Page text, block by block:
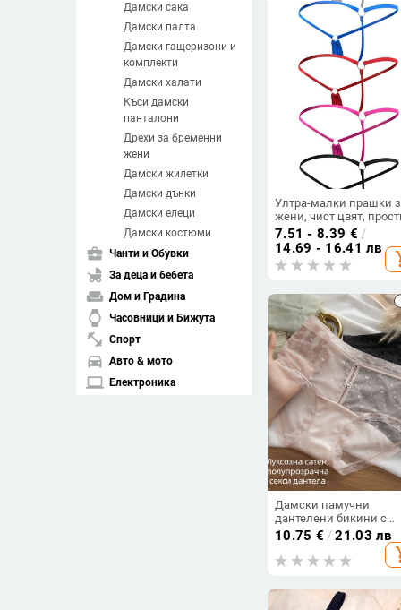
Дамски сака
Дамски палта
Дамски гащеризони и
комплекти
Дамски халати
Къси дамски
панталони
Дрехи за бременни
жени
Дамски жилетки
Дамски дънки
Дамски елеци
Дамски костюми
business_center Чанти и Обувки
child_friendly За деца и бебета
weekend Дом и Градина
watch Часовници и Бижута
fitness_center Спорт
directions_car Авто & мото
laptop Електроника
Ултра-малки прашки
жени, чист цвят,
универсални, тениски,
секси, едноредни, с
талия, секси мини
7.51 - 8.39 € /
14.69 - 16.41 лв
Дамски памучни
дантелени бикини с
средна талия,
полупрозрачна мрежа,
дишащи,
10.75 € /21.03 лв